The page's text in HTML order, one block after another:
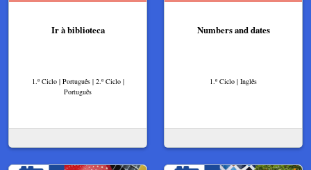
Ir à biblioteca​
1.º Ciclo | Português | 2.º Ciclo |
Português
Numbers and dates
1.º Ciclo | Inglês